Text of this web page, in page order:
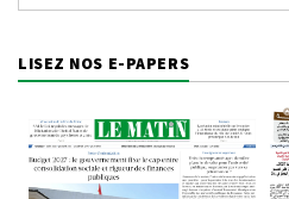
LISEZ NOS E-PAPERS